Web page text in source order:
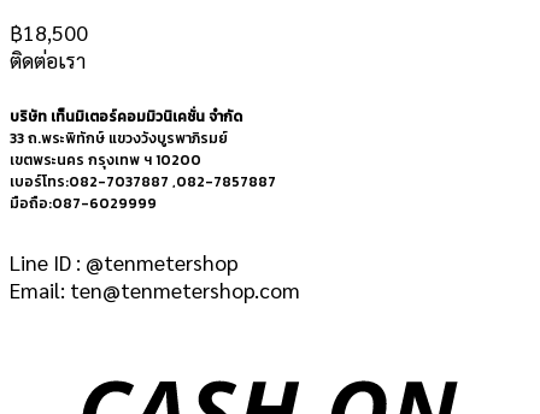
฿18,500
ติดต่อเรา
บริษัท เท็นมิเตอร์คอมมิวนิเคชั่น จำกัด
33 ถ.พระพิทักษ์ แขวงวังบูรพาภิรมย์
เขตพระนคร กรุงเทพ ฯ 10200
เบอร์โทร:082-7037887 ,082-7857887
มือถือ:087-6029999
Line ID : @tenmetershop
Email: ten@tenmetershop.com